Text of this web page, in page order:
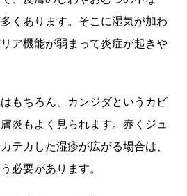
くあります。そこに湿気が加わ
ア機能が弱まって炎症が起きや
もちろん、カンジダというカビ
炎もよく見られます。赤くジュ
テカした湿疹が広がる場合は、
必要があります。